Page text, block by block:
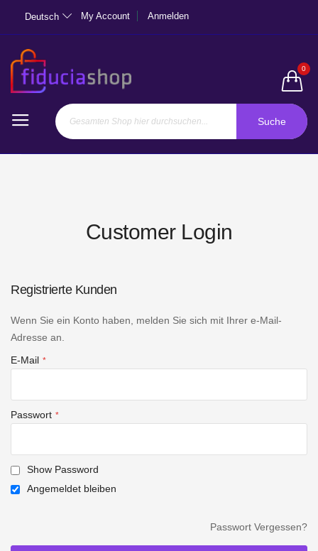
Deutsch My Account Anmelden
0
Suche
Customer Login
Registrierte Kunden
Wenn Sie ein Konto haben, melden Sie sich mit Ihrer e-Mail-
Adresse an.
E-Mail
Passwort
Show Password
Angemeldet bleiben
Passwort Vergessen?